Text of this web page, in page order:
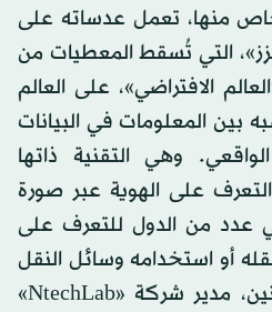
منها، تعمل عدساته على
التي تُسقط المعطيات من
الافتراضي»، على العالم
بين المعلومات في البيانات
وهي التقنية ذاتها
على الهوية عبر صورة
عدد من الدول للتعرف على
أو استخدامه وسائل النقل
العام. وقال ألكسندر مينين، مدير شركة «NtechLab»